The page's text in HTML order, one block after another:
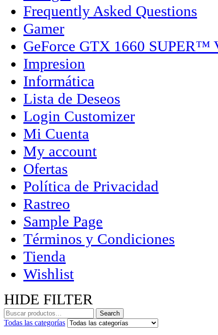
Frequently Asked Questions
Gamer
GeForce GTX 1660 SUPER™
Impresion
Informática
Lista de Deseos
Login Customizer
Mi Cuenta
My account
Ofertas
Política de Privacidad
Rastreo
Sample Page
Términos y Condiciones
Tienda
Wishlist
HIDE FILTER
Search
Todas las categorías